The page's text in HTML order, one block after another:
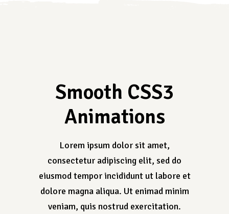
Smooth CSS3
Animations
Lorem ipsum dolor sit amet,
consectetur adipiscing elit, sed do
eiusmod tempor incididunt ut labore et
dolore magna aliqua. Ut enimad minim
veniam, quis nostrud exercitation.